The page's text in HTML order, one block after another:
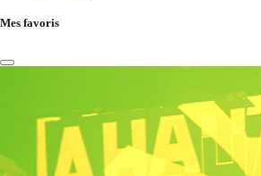
Mes favoris